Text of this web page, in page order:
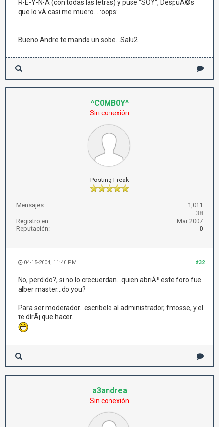
R-E-Y-N-A (con todas las letras) y puse "SOY", DespuÃ©s
que lo vÃ­ casi me muero... :oops:
Bueno Andre te mando un sobe...Salu2
^C0MB0Y^
Sin conexión
Posting Freak
Mensajes:
1,011
38
Registro en:
Mar 2007
Reputación:
0
#32
04-15-2004, 11:40 PM
No, perdido?, si no lo crecuerdan...quien abriÃ³ este foro fue
alber master...do you?
Para ser moderador...escribele al administrador, fmosse, y el
te dirÃ¡ que hacer.
a3andrea
Sin conexión